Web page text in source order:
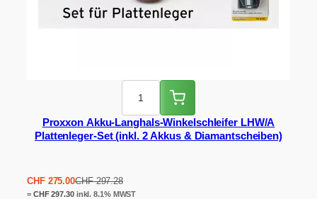
Proxxon Akku-Langhals-Winkelschleifer LHW/A
Plattenleger-Set (inkl. 2 Akkus & Diamantscheiben)
CHF297.28
Ursprünglicher
Preis
CHF275.00
Aktueller
Preis
= CHF297.30inkl. 8.1% MWST